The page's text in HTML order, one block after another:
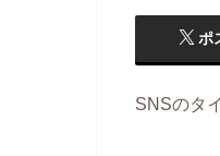
ポ
SNSのタ